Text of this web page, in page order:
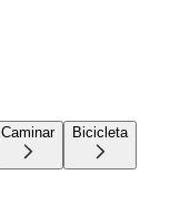
Caminar Bicicleta